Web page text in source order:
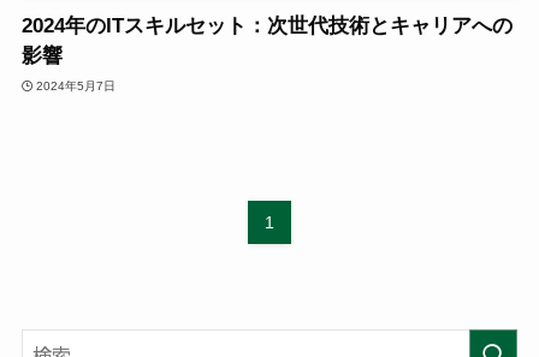
2024年のITスキルセット：次世代技術とキャリアへの
影響
2024年5月7日
1